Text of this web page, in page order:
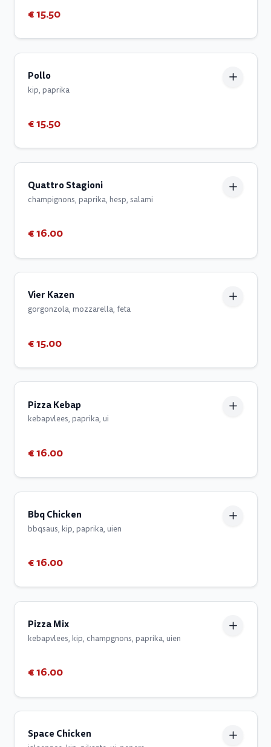
€ 15.50
Pollo
kip, paprika
€ 15.50
Quattro Stagioni
champignons, paprika, hesp, salami
€ 16.00
Vier Kazen
gorgonzola, mozzarella, feta
€ 15.00
Pizza Kebap
kebapvlees, paprika, ui
€ 16.00
Bbq Chicken
bbqsaus, kip, paprika, uien
€ 16.00
Pizza Mix
kebapvlees, kip, champgnons, paprika, uien
€ 16.00
Space Chicken